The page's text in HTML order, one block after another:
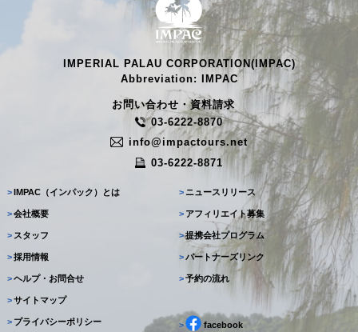
IMPERIAL PALAU CORPORATION(IMPAC)
Abbreviation: IMPAC
お問い合わせ・資料請求
03-6222-8870
info@impactours.net
03-6222-8871
> IMPAC（インパック）とは
>会社概要
> スタッフ
>採用情報
>ヘルプ・お問合せ
>サイトマップ
> ニュースリリース
> アフィリエイト募集
>提携会社プログラム
>パートナーズリンク
>予約の流れ
> プライバシーポリシー > facebook